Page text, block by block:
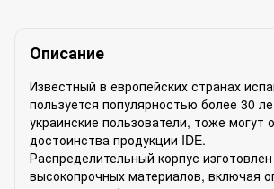
Описание
Известный в европейских странах
пользуется популярностью более 30
украинские пользователи, тоже могут
достоинства продукции IDE.
Распределительный корпус изготовлен
высокопрочных материалов, включая